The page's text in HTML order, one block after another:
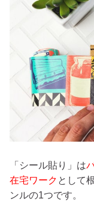
「シール貼り」は
在宅ワーク として
ンルの1つです。